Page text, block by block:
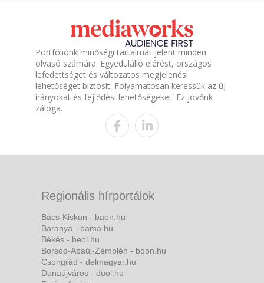
Portfóliónk minőségi tartalmat jelent minden
olvasó számára. Egyedülálló elérést, országos
lefedettséget és változatos megjelenési
lehetőséget biztosít. Folyamatosan keressük az új
irányokat és fejlődési lehetőségeket. Ez jövőnk
záloga.
Regionális hírportálok
Bács-Kiskun - baon.hu
Baranya - bama.hu
Békés - beol.hu
Borsod-Abaúj-Zemplén - boon.hu
Csongrád - delmagyar.hu
Dunaújváros - duol.hu